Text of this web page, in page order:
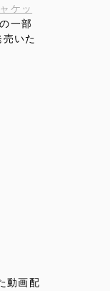
ケッ
一部
いた
動画配